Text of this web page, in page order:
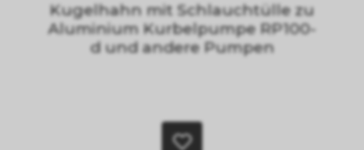
Kugelhahn mit Schlauchtülle zu
Aluminium Kurbelpumpe RP100-
d und andere Pumpen